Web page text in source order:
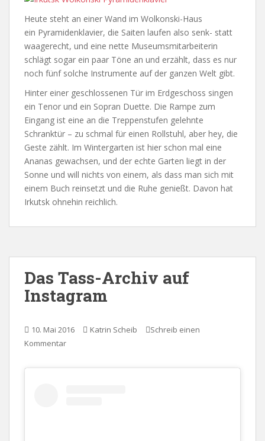
Heute steht an einer Wand im Wolkonski-Haus
ein Pyramidenklavier, die Saiten laufen also senk- statt
waagerecht, und eine nette Museumsmitarbeiterin
schlägt sogar ein paar Töne an und erzählt, dass es nur
noch fünf solche Instrumente auf der ganzen Welt gibt.
Hinter einer geschlossenen Tür im Erdgeschoss singen
ein Tenor und ein Sopran Duette. Die Rampe zum
Eingang ist eine an die Treppenstufen gelehnte
Schranktür – zu schmal für einen Rollstuhl, aber hey, die
Geste zählt. Im Wintergarten ist hier schon mal eine
Ananas gewachsen, und der echte Garten liegt in der
Sonne und will nichts von einem, als dass man sich mit
einem Buch reinsetzt und die Ruhe genießt. Davon hat
Irkutsk ohnehin reichlich.
Das Tass-Archiv auf
Instagram
10. Mai 2016 Katrin Scheib
Schreib einen
Kommentar